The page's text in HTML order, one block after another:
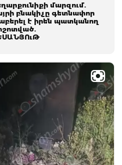
մարզում.
բնակիչը գետնափոր
է իրեն պատկանող